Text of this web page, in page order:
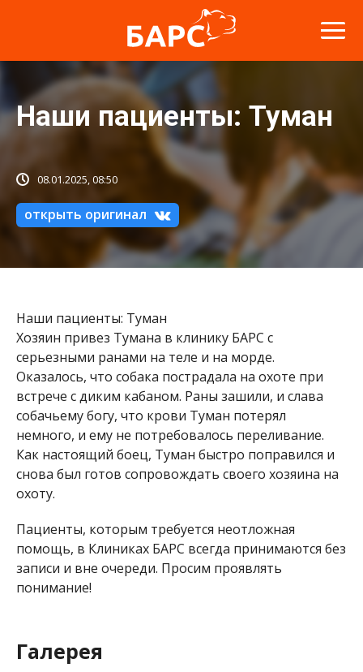
Наши пациенты: Туман
08.01.2025, 08:50
открыть оригинал
Наши пациенты: Туман
Хозяин привез Тумана в клинику БАРС с
серьезными ранами на теле и на морде.
Оказалось, что собака пострадала на охоте при
встрече с диким кабаном. Раны зашили, и слава
собачьему богу, что крови Туман потерял
немного, и ему не потребовалось переливание.
Как настоящий боец, Туман быстро поправился и
снова был готов сопровождать своего хозяина на
охоту.
Пациенты, которым требуется неотложная
помощь, в Клиниках БАРС всегда принимаются без
записи и вне очереди. Просим проявлять
понимание!
Галерея